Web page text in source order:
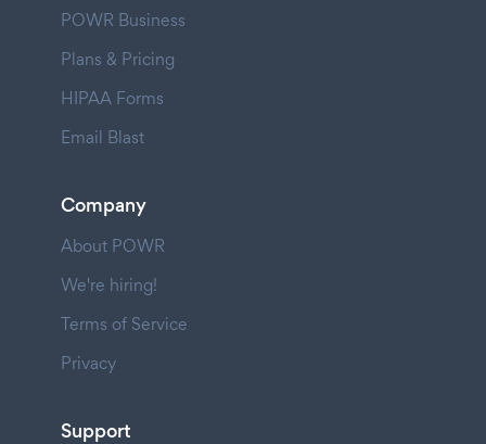
POWR Business
Plans & Pricing
HIPAA Forms
Email Blast
Company
About POWR
We're hiring!
Terms of Service
Privacy
Support